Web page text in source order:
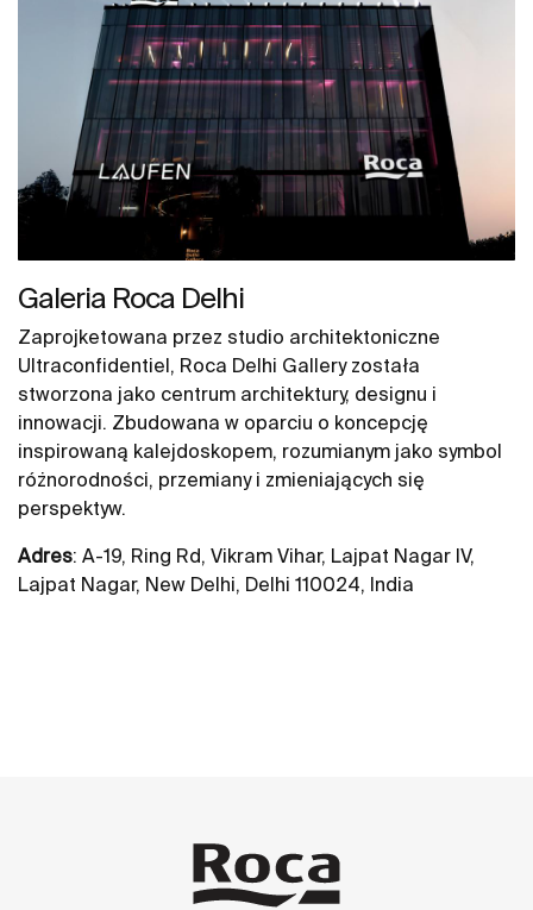
Galeria Roca Delhi
Zaprojketowana przez studio architektoniczne
Ultraconfidentiel, Roca Delhi Gallery została
stworzona jako centrum architektury, designu i
innowacji. Zbudowana w oparciu o koncepcję
inspirowaną kalejdoskopem, rozumianym jako symbol
różnorodności, przemiany i zmieniających się
perspektyw.
Adres: A-19, Ring Rd, Vikram Vihar, Lajpat Nagar IV,
Lajpat Nagar, New Delhi, Delhi 110024, India